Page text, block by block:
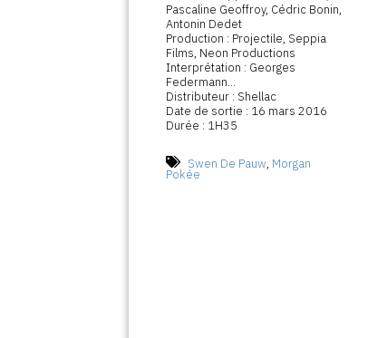
Pascaline Geoffroy, Cédric Bonin,
Antonin Dedet
Production : Projectile, Seppia
Films, Neon Productions
Interprétation : Georges
Federmann...
Distributeur : Shellac
Date de sortie : 16 mars 2016
Durée : 1H35
Swen De Pauw, Morgan
Pokée